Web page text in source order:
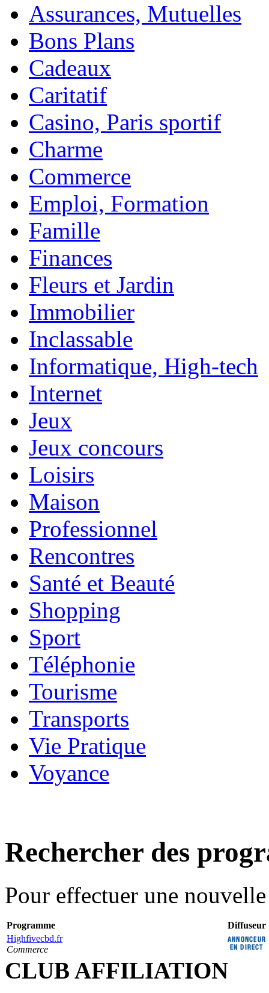
Assurances, Mutuelles
Bons Plans
Cadeaux
Caritatif
Casino, Paris sportif
Charme
Commerce
Emploi, Formation
Famille
Finances
Fleurs et Jardin
Immobilier
Inclassable
Informatique, High-tech
Internet
Jeux
Jeux concours
Loisirs
Maison
Professionnel
Rencontres
Santé et Beauté
Shopping
Sport
Téléphonie
Tourisme
Transports
Vie Pratique
Voyance
Rechercher des
Pour effectuer une
Programme
Diffuseur
Highfivecbd.fr
Commerce
CLUB AFFILIATION